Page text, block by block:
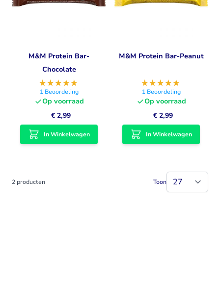
M&M Protein Bar-
Chocolate
1 Beoordeling
Op voorraad
€ 2,99
In Winkelwagen
M&M Protein Bar-Peanut
1 Beoordeling
Op voorraad
€ 2,99
In Winkelwagen
2 producten Toon